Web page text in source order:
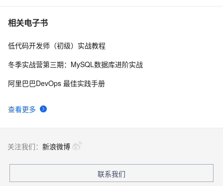
7 我的博客即将入驻“云栖社区”，诚邀技术同仁一同入驻。
8 思科路由器的密码恢复
相关电子书
查看更多
低代码开发师（初级）实战教程
冬季实战营第三期：MySQL数据库进阶实战
阿里巴巴DevOps 最佳实践手册
关注我们： 新浪微博
联系我们